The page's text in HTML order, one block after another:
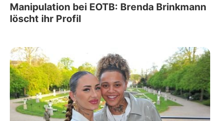
Manipulation bei EOTB: Brenda Brinkmann
löscht ihr Profil